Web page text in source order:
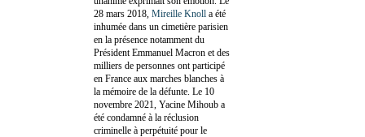
28 mars 2018, Mireille Knoll a été
inhumée dans un cimetière parisien
en la présence notamment du
Président Emmanuel Macron et des
milliers de personnes ont participé
en France aux marches blanches à
la mémoire de la défunte. Le 10
novembre 2021, Yacine Mihoub a
été condamné à la réclusion
criminelle à perpétuité pour le